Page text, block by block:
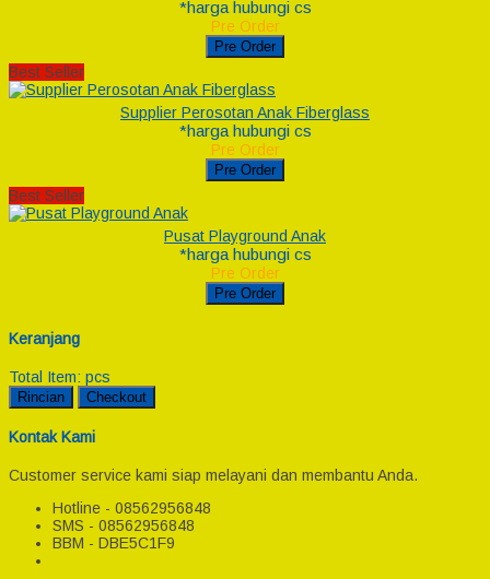
*harga hubungi cs
Pre Order
Pre Order
Best Seller
Supplier Perosotan Anak Fiberglass
*harga hubungi cs
Pre Order
Pre Order
Best Seller
Pusat Playground Anak
*harga hubungi cs
Pre Order
Pre Order
Keranjang
Total Item: pcs
Rincian Checkout
Kontak Kami
Customer service kami siap melayani dan membantu Anda.
Hotline - 08562956848
SMS - 08562956848
BBM - DBE5C1F9